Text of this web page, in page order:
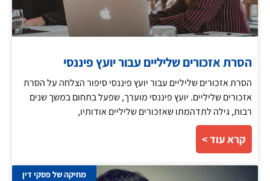
הסרת אזכורים שליליים עבור יועץ פיננסי
הסרת אזכורים שליליים עבור יועץ פיננסי סיפור הצלחה על הסרת
אזכורים שליליים. יועץ פיננסי מוערך, שפעל בתחום במשך שנים
רבות, גילה לתדהמתו שאזכורים שליליים אודותיו,
קרא עוד >
מחיקה של פסקי דין